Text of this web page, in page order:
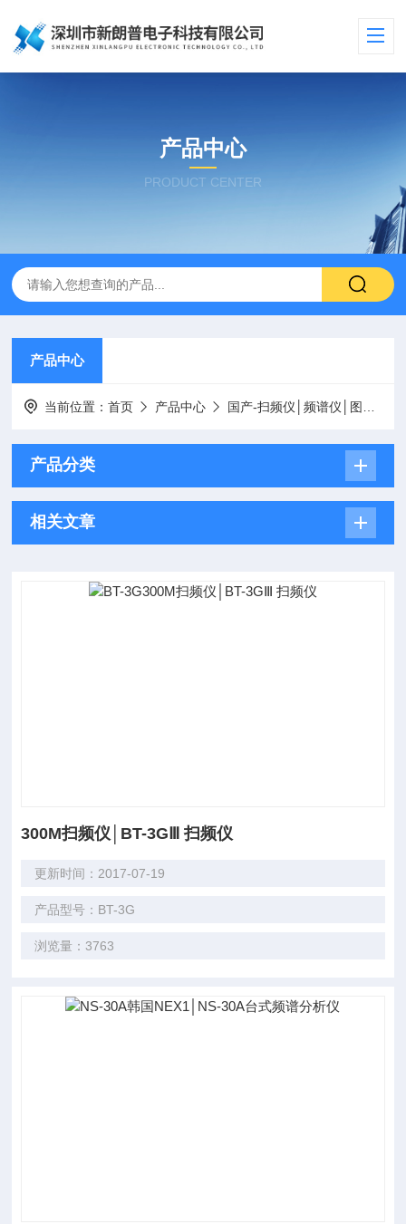
产品中心
PRODUCT CENTER
产品中心
当前位置：首页 产品中心 国产-扫频仪│频谱仪│图示仪
产品分类
相关文章
300M扫频仪│BT-3GⅢ 扫频仪
更新时间：2017-07-19
产品型号：BT-3G
浏览量：3763